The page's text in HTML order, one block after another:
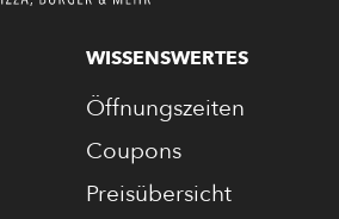
WISSENSWERTES
Öffnungszeiten
Coupons
Preisübersicht